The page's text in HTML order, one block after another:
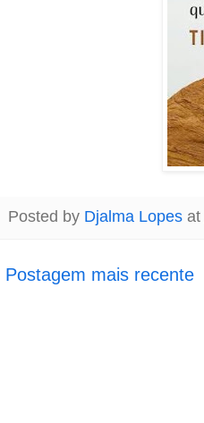
Posted by Djalma Lopes at
Postagem mais recente